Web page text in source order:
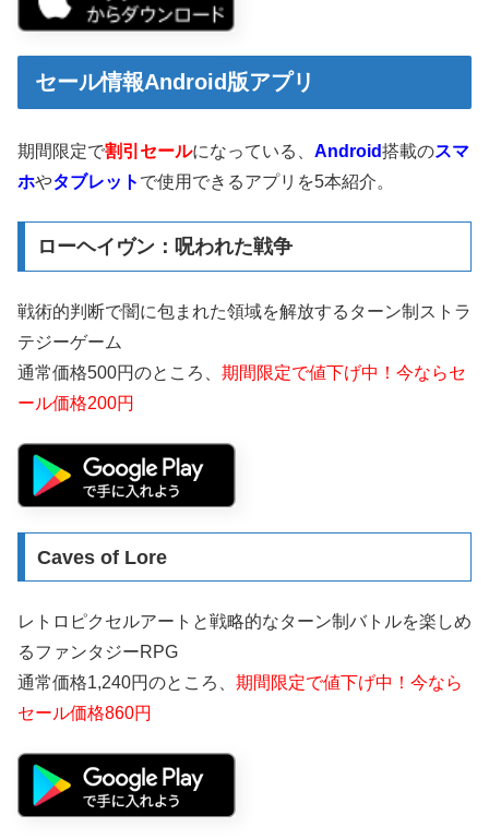
セール情報Android版アプリ
期間限定で割引セールになっている、 Android搭載のスマ
ホやタブレット で使用できるアプリを5本紹介。
ローヘイヴン：呪われた戦争
戦術的判断で闇に包まれた領域を解放するターン制ストラ
テジーゲーム
通常価格500円のところ、 期間限定で値下げ中！今ならセ
ール価格200円
Caves of Lore
レトロピクセルアートと戦略的なターン制バトルを楽しめ
るファンタジーRPG
通常価格1,240円のところ、 期間限定で値下げ中！今なら
セール価格860円